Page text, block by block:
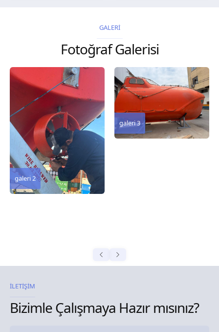
remarks 127 Korea
2026 Chart
Title, limits and other
remarks 67 Gulf of...
GALERİ
Fotoğraf Galerisi
galeri 2
galeri 3
İLETİŞİM
Bizimle Çalışmaya Hazır mısınız?